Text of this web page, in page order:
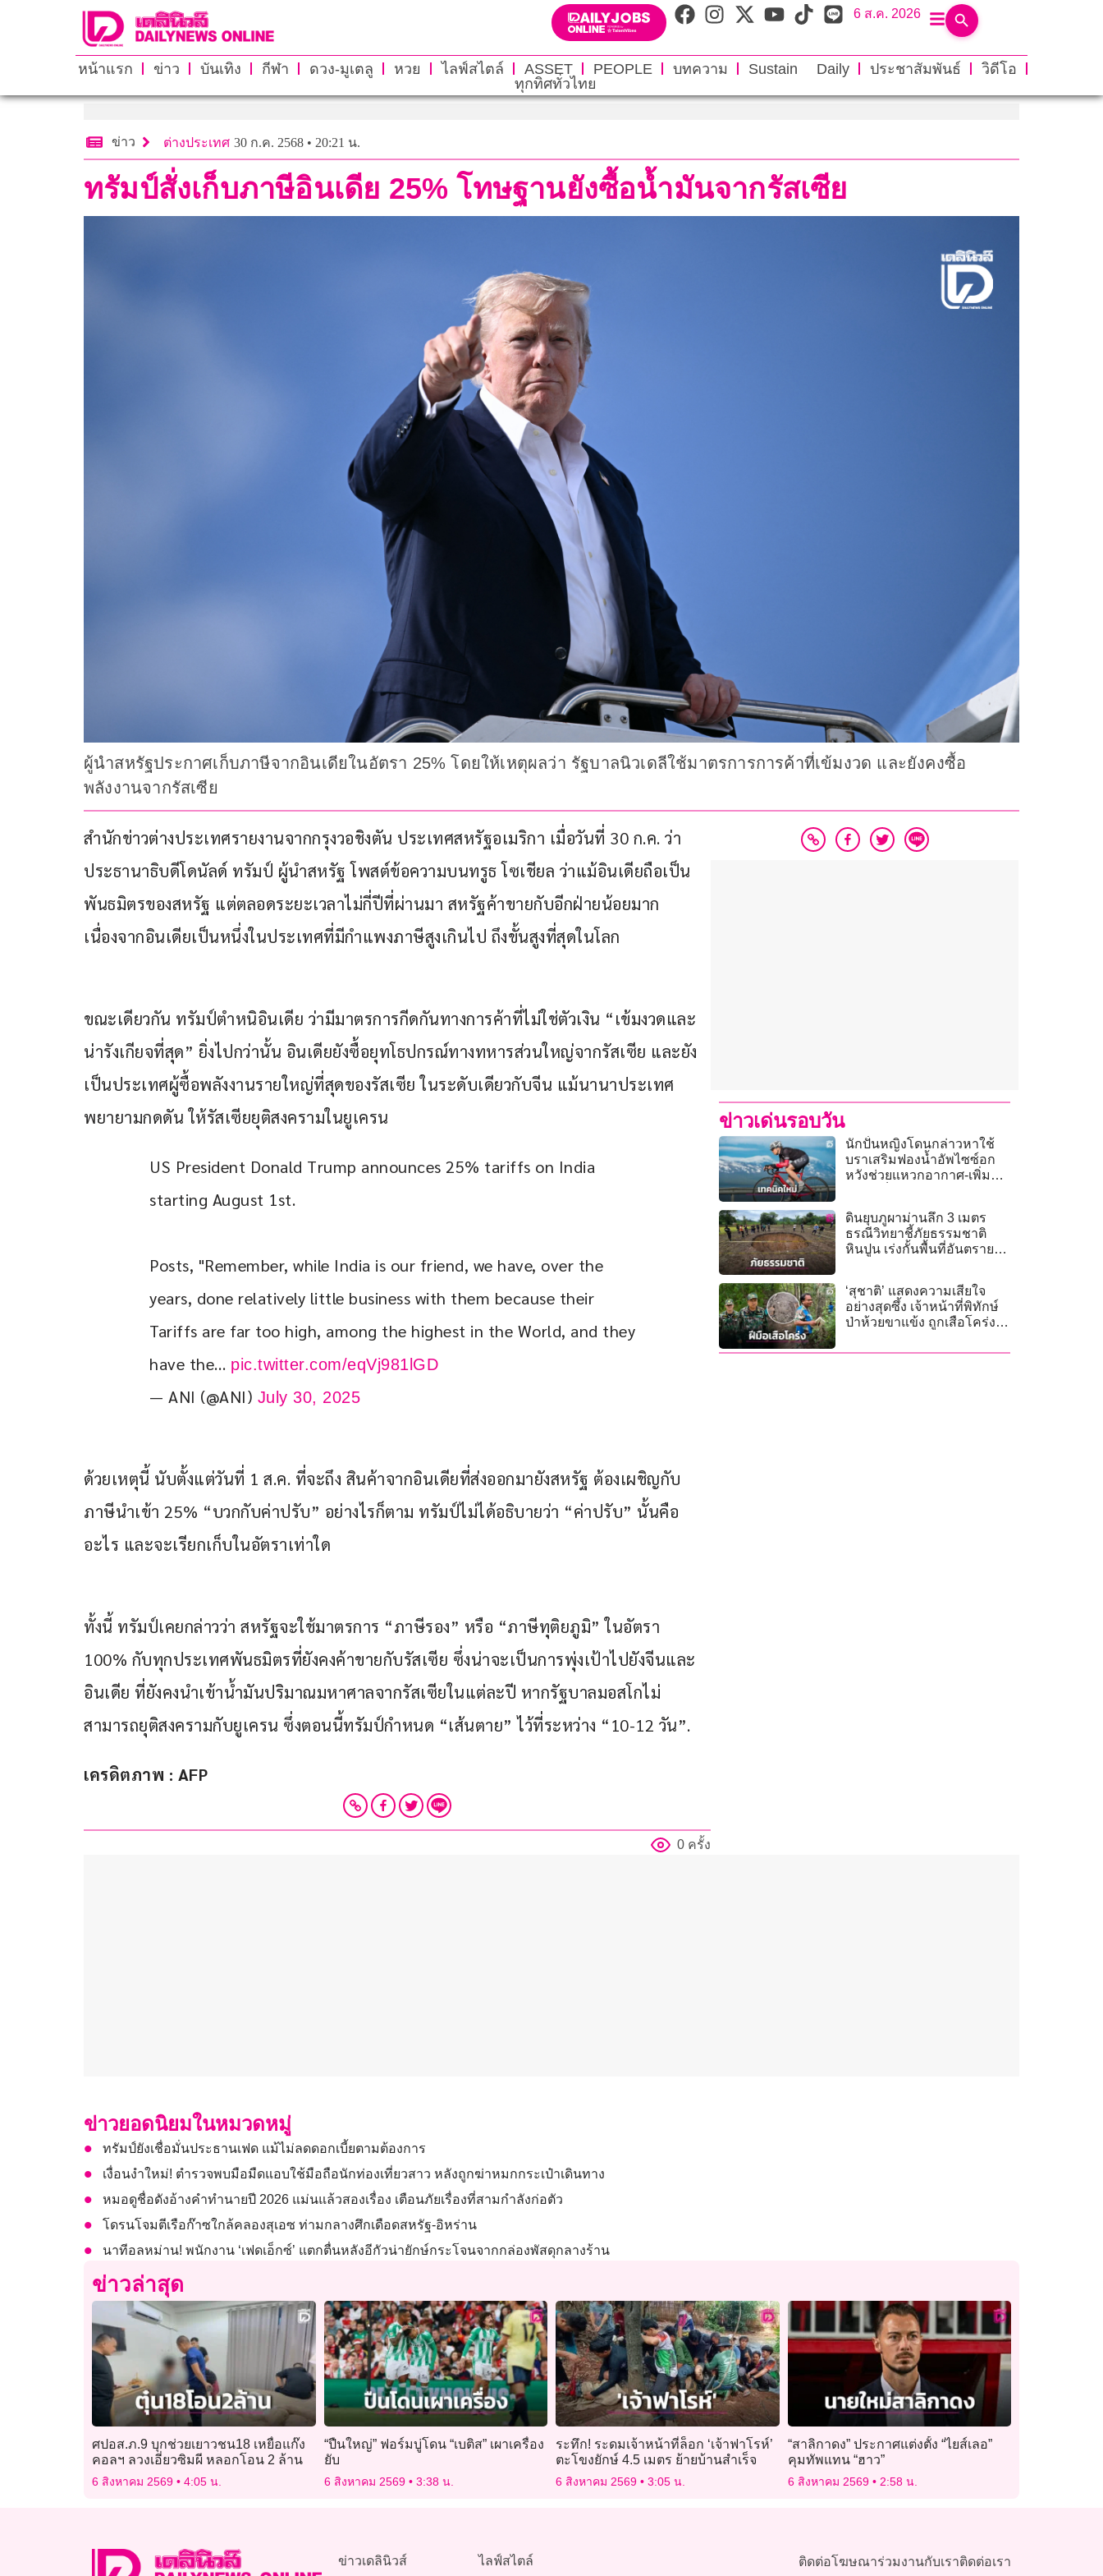
6 ส.ค. 2026
หน้าแรก ข่าว บันเทิง กีฬา ดวง-มูเตลู หวย ไลฟ์สไตล์ ASSET PEOPLE บทความ Sustain Daily ประชาสัมพันธ์
วิดีโอ
ทุกทิศทั่วไทย
ข่าว ต่างประเทศ 30 ก.ค. 2568 • 20:21 น.
ทรัมป์สั่งเก็บภาษีอินเดีย 25% โทษฐานยังซื้อน้ำมันจากรัสเซีย
ผู้นำสหรัฐประกาศเก็บภาษีจากอินเดียในอัตรา 25% โดยให้เหตุผลว่า รัฐบาลนิวเดลีใช้มาตรการการค้าที่เข้มงวด และยังคงซื้อ
พลังงานจากรัสเซีย
สำนักข่าวต่างประเทศรายงานจากกรุงวอชิงตัน ประเทศสหรัฐอเมริกา เมื่อวันที่ 30 ก.ค. ว่า
ประธานาธิบดีโดนัลด์ ทรัมป์ ผู้นำสหรัฐ โพสต์ข้อความบนทรูธ โซเชียล ว่าแม้อินเดียถือเป็น
พันธมิตรของสหรัฐ แต่ตลอดระยะเวลาไม่กี่ปีที่ผ่านมา สหรัฐค้าขายกับอีกฝ่ายน้อยมาก
เนื่องจากอินเดียเป็นหนึ่งในประเทศที่มีกำแพงภาษีสูงเกินไป ถึงขั้นสูงที่สุดในโลก
ขณะเดียวกัน ทรัมป์ตำหนิอินเดีย ว่ามีมาตรการกีดกันทางการค้าที่ไม่ใช่ตัวเงิน “เข้มงวดและ
น่ารังเกียจที่สุด” ยิ่งไปกว่านั้น อินเดียยังซื้อยุทโธปกรณ์ทางทหารส่วนใหญ่จากรัสเซีย และยัง
เป็นประเทศผู้ซื้อพลังงานรายใหญ่ที่สุดของรัสเซีย ในระดับเดียวกับจีน แม้นานาประเทศ
พยายามกดดัน ให้รัสเซียยุติสงครามในยูเครน
US President Donald Trump announces 25% tariffs on India
starting August 1st.
Posts, "Remember, while India is our friend, we have, over the
years, done relatively little business with them because their
Tariffs are far too high, among the highest in the World, and they
have the… pic.twitter.com/eqVj981lGD
— ANI (@ANI) July 30, 2025
ด้วยเหตุนี้ นับตั้งแต่วันที่ 1 ส.ค. ที่จะถึง สินค้าจากอินเดียที่ส่งออกมายังสหรัฐ ต้องเผชิญกับ
ภาษีนำเข้า 25% “บวกกับค่าปรับ” อย่างไรก็ตาม ทรัมป์ไม่ได้อธิบายว่า “ค่าปรับ” นั้นคือ
อะไร และจะเรียกเก็บในอัตราเท่าใด
ทั้งนี้ ทรัมป์เคยกล่าวว่า สหรัฐจะใช้มาตรการ “ภาษีรอง” หรือ “ภาษีทุติยภูมิ” ในอัตรา
100% กับทุกประเทศพันธมิตรที่ยังคงค้าขายกับรัสเซีย ซึ่งน่าจะเป็นการพุ่งเป้าไปยังจีนและ
อินเดีย ที่ยังคงนำเข้าน้ำมันปริมาณมหาศาลจากรัสเซียในแต่ละปี หากรัฐบาลมอสโกไม่
สามารถยุติสงครามกับยูเครน ซึ่งตอนนี้ทรัมป์กำหนด “เส้นตาย” ไว้ที่ระหว่าง “10-12 วัน”.
เครดิตภาพ : AFP
0 ครั้ง
ข่าวเด่นรอบวัน
นักปั่นหญิงโดนกล่าวหาใช้
บราเสริมฟองน้ำอัพไซซ์อก
หวังช่วยแหวกอากาศ-เพิ่ม
ดินยุบภูผาม่านลึก 3 เมตร
ธรณีวิทยาชี้ภัยธรรมชาติ
หินปูน เร่งกั้นพื้นที่อันตราย
‘สุชาติ’ แสดงความเสียใจ
อย่างสุดซึ้ง เจ้าหน้าที่พิทักษ์
ป่าห้วยขาแข้ง ถูกเสือโคร่ง
ข่าวยอดนิยมในหมวดหมู่
ทรัมป์ยังเชื่อมั่นประธานเฟด แม้ไม่ลดดอกเบี้ยตามต้องการ
เงื่อนงำใหม่! ตำรวจพบมือมืดแอบใช้มือถือนักท่องเที่ยวสาว หลังถูกฆ่าหมกกระเป๋าเดินทาง
หมอดูชื่อดังอ้างคำทำนายปี 2026 แม่นแล้วสองเรื่อง เตือนภัยเรื่องที่สามกำลังก่อตัว
โดรนโจมตีเรือก๊าซใกล้คลองสุเอซ ท่ามกลางศึกเดือดสหรัฐ-อิหร่าน
นาทีอลหม่าน! พนักงาน ‘เฟดเอ็กซ์’ แตกตื่นหลังอีกัวน่ายักษ์กระโจนจากกล่องพัสดุกลางร้าน
ข่าวล่าสุด
ศปอส.ภ.9 บุกช่วยเยาวชน18 เหยื่อแก๊ง
คอลฯ ลวงเอี่ยวซิมผี หลอกโอน 2 ล้าน
6 สิงหาคม 2569 4:05 น.
“ปืนใหญ่” ฟอร์มบู่โดน “เบติส” เผาเครื่อง
ยับ
6 สิงหาคม 2569 3:38 น.
ระทึก! ระดมเจ้าหน้าที่ล็อก ‘เจ้าฟาโรห์’
ตะโขงยักษ์ 4.5 เมตร ย้ายบ้านสำเร็จ
6 สิงหาคม 2569 3:05 น.
“สาลิกาดง” ประกาศแต่งตั้ง “ไยส์เลอ”
คุมทัพแทน “ฮาว”
6 สิงหาคม 2569 2:58 น.
ข่าวเดลินิวส์ ไลฟ์สไตล์ ติดต่อโฆษณาร่วมงานกับเราติดต่อเรา